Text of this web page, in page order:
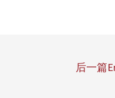
后一篇